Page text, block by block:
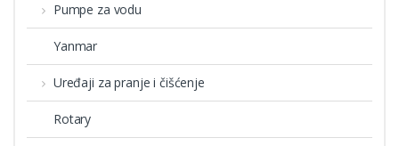
Pumpe za vodu
Yanmar
Uređaji za pranje i čišćenje
Rotary